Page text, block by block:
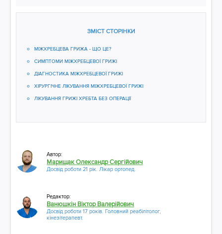
ЗМІСТ СТОРІНКИ
МІЖХРЕБЦЕВА ГРИЖА - ЩО ЦЕ?
СИМПТОМИ МІЖХРЕБЦЕВОЇ ГРИЖІ
ДІАГНОСТИКА МІЖХРЕБЦЕВОЇ ГРИЖІ
ХІРУРГІЧНЕ ЛІКУВАННЯ МІЖХРЕБЦЕВОЇ ГРИЖІ
ЛІКУВАННЯ ГРИЖІ ХРЕБТА БЕЗ ОПЕРАЦІЇ
Автор:
Марищак Олександр Сергійович
Досвід роботи 21 рік. Лікар ортопед.
Редактор:
Ванюшкін Віктор Валерійович
Досвід роботи 17 років. Головний реабілітолог,
кінезітерапевт.